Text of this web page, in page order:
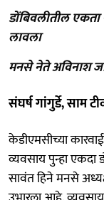
डोंबिवलीतील
लावला
मनसे नेते अविनाश
संघर्ष गांगुर्डे, साम
केडीएमसीच्या
व्यवसाय पुन्हा
सावंत हिने मनसे